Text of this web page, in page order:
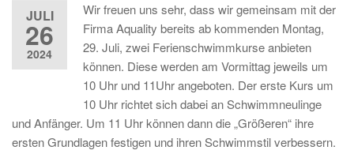
JULI
26
2024
Wir freuen uns sehr, dass wir gemeinsam mit der
Firma Aquality bereits ab kommenden Montag,
29. Juli, zwei Ferienschwimmkurse anbieten
können. Diese werden am Vormittag jeweils um
10 Uhr und 11Uhr angeboten. Der erste Kurs um
10 Uhr richtet sich dabei an Schwimmneulinge
und Anfänger. Um 11 Uhr können dann die „Größeren“ ihre
ersten Grundlagen festigen und ihren Schwimmstil verbessern.